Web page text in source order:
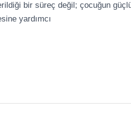
bir süreç değil; çocuğun
yardımcı